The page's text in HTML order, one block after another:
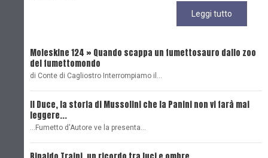
Leggi tutto
Moleskine 124 » Quando scappa un fumettosauro dallo zoo
del fumettomondo
di Conte di Cagliostro Interrompiamo il…
Il Duce, la storia di Mussolini che la Panini non vi farà mai
leggere...
...Fumetto d'Autore ve la presenta…